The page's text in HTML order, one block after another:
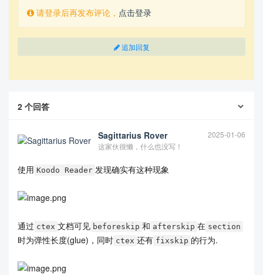
请登录后再发布评论， 点击登录
追加回复
2 个回答
Sagittarius Rover
2025-01-06
这家伙很懒，什么也没写！
使用 Koodo Reader 发现确实有这种现象
通过 ctex 文档可见 beforeskip 和 afterskip 在 section
时为弹性长度(glue)，同时 ctex 还有 fixskip 的行为.